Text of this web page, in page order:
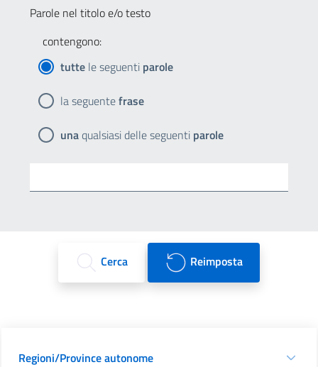
Parole nel titolo e/o testo
contengono:
tutte le seguenti parole
la seguentefrase
unaqualsiasi delle seguenti parole
Cerca Reimposta
Regioni/Province autonome